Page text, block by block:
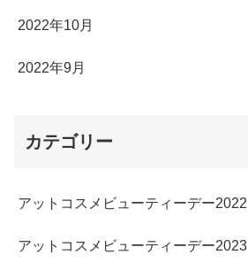
2022年10月
2022年9月
カテゴリー
アットコスメビューティーデー2022
アットコスメビューティーデー2023